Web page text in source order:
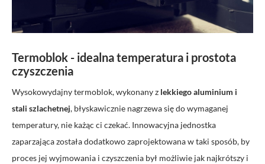
Termoblok - idealna temperatura i prostota
czyszczenia
Wysokowydajny termoblok, wykonany z lekkiego aluminium i
stali szlachetnej, błyskawicznie nagrzewa się do wymaganej
temperatury, nie każąc ci czekać. Innowacyjna jednostka
zaparzająca została dodatkowo zaprojektowana w taki sposób, by
proces jej wyjmowania i czyszczenia był możliwie jak najkrótszy i